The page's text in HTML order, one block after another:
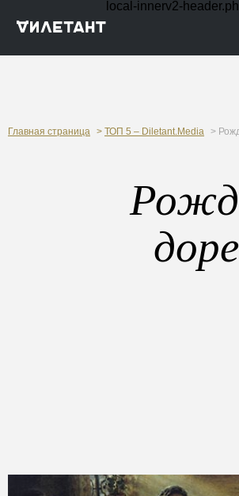
local-innerv2-
Главная страница > ТОП 5 – Diletant.Media >